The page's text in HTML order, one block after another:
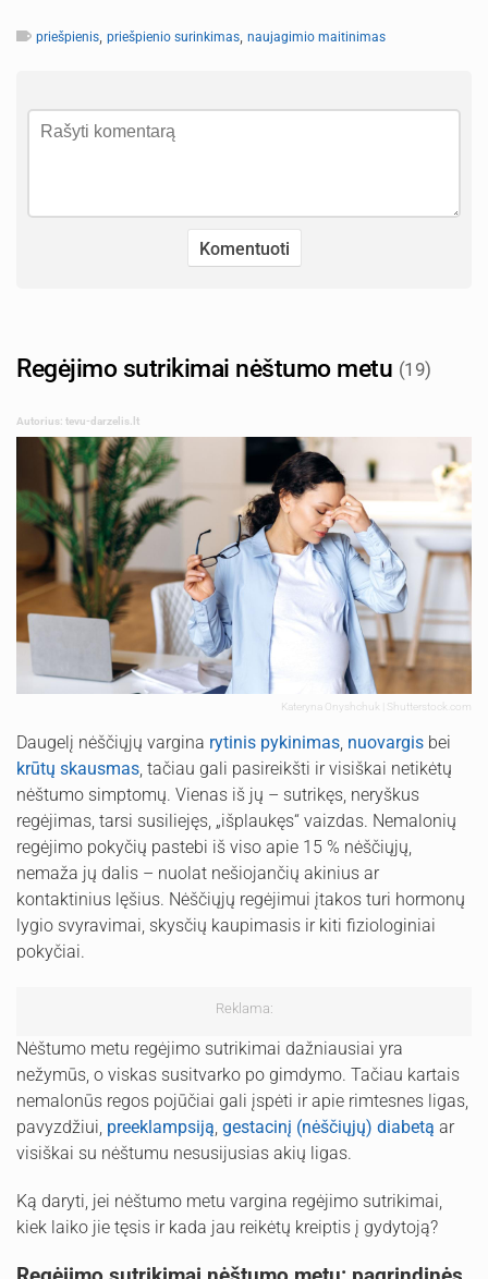
priešpienis, priešpienio surinkimas, naujagimio maitinimas
Regėjimo sutrikimai nėštumo metu (19)
Autorius: tevu-darzelis.lt
Kateryna Onyshchuk | Shutterstock.com
Daugelį nėščiųjų vargina rytinis pykinimas nuovargis bei
krūtų skausmas , tačiau gali pasireikšti ir visiškai netikėtų
nėštumo simptomų. Vienas iš jų – sutrikęs, neryškus
regėjimas, tarsi susiliejęs, „išplaukęs“ vaizdas. Nemalonių
regėjimo pokyčių pastebi iš viso apie 15 % nėščiųjų,
nemaža jų dalis – nuolat nešiojančių akinius ar
kontaktinius lęšius. Nėščiųjų regėjimui įtakos turi hormonų
lygio svyravimai, skysčių kaupimasis ir kiti fiziologiniai
pokyčiai.
Reklama:
Nėštumo metu regėjimo sutrikimai dažniausiai yra
nežymūs, o viskas susitvarko po gimdymo. Tačiau kartais
nemalonūs regos pojūčiai gali įspėti ir apie rimtesnes ligas,
pavyzdžiui, preeklampsiją gestacinį (nėščiųjų) diabetą ar
visiškai su nėštumu nesusijusias akių ligas.
Ką daryti, jei nėštumo metu vargina regėjimo sutrikimai,
kiek laiko jie tęsis ir kada jau reikėtų kreiptis į gydytoją?